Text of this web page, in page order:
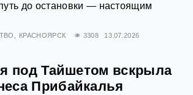
до остановки — настоящим
КРАСНОЯРСК 3308 13.07.2026
под Тайшетом вскрыла
Прибайкалья